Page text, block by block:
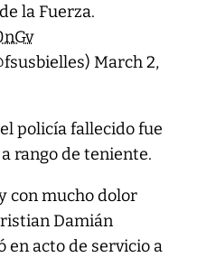
la Fuerza.
March 2,
policía fallecido fue
rango de teniente.
con mucho dolor
Damián
en acto de servicio a